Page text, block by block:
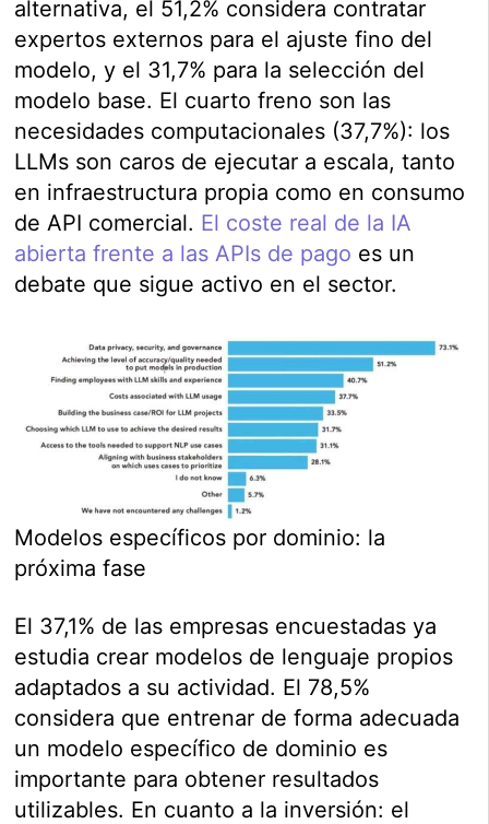
alternativa, el 51,2% considera contratar
expertos externos para el ajuste fino del
modelo, y el 31,7% para la selección del
modelo base. El cuarto freno son las
necesidades computacionales (37,7%): los
LLMs son caros de ejecutar a escala, tanto
en infraestructura propia como en consumo
de API comercial. El coste real de la IA
abierta frente a las APIs de pago es un
debate que sigue activo en el sector.
Modelos específicos por dominio: la
próxima fase
El 37,1% de las empresas encuestadas ya
estudia crear modelos de lenguaje propios
adaptados a su actividad. El 78,5%
considera que entrenar de forma adecuada
un modelo específico de dominio es
importante para obtener resultados
utilizables. En cuanto a la inversión: el